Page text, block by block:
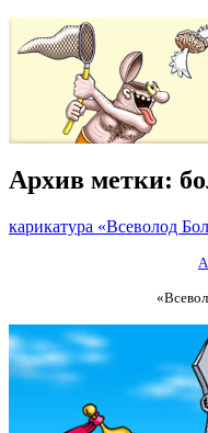
Архив метки:
карикатура «Всеволод